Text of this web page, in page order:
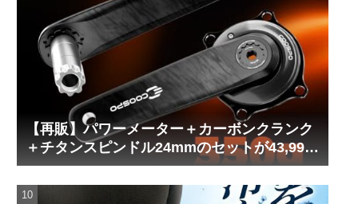
【再販】パワーメーター＋カーボンクランク
＋チタンスピンドル24mmのセットが43,999
円！